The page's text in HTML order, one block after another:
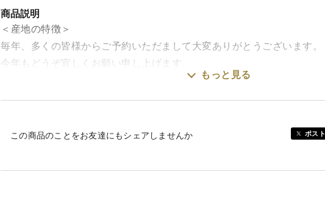
商品説明
＜産地の特徴＞
毎年、多くの皆様からご予約いただまして大変ありがとうございます。
今年もどうぞ宜しくお願い申し上げます。
しいその寒暖差がもたらすスイカの極上の旨味を育んでいます
もっと見る
この商品のことをお友達にもシェアしませんか ポスト